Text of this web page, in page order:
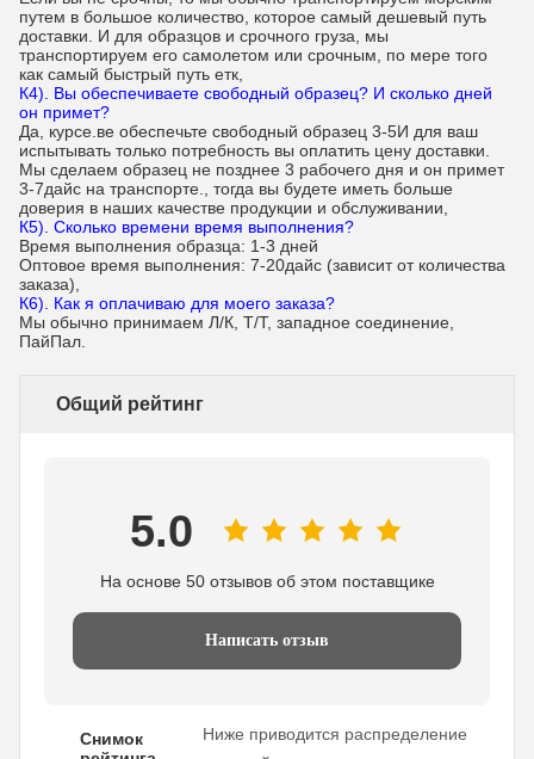
путем в большое количество, которое самый дешевый путь
доставки. И для образцов и срочного груза, мы
транспортируем его самолетом или срочным, по мере того
как самый быстрый путь етк,
К4). Вы обеспечиваете свободный образец? И сколько дней
он примет?
Да, курсе.ве обеспечьте свободный образец 3-5И для ваш
испытывать только потребность вы оплатить цену доставки.
Мы сделаем образец не позднее 3 рабочего дня и он примет
3-7дайс на транспорте., тогда вы будете иметь больше
доверия в наших качестве продукции и обслуживании,
К5). Сколько времени время выполнения?
Время выполнения образца: 1-3 дней
Оптовое время выполнения: 7-20дайс (зависит от количества
заказа),
К6). Как я оплачиваю для моего заказа?
Мы обычно принимаем Л/К, Т/Т, западное соединение,
ПайПал.
Общий рейтинг
5.0
На основе 50 отзывов об этом поставщике
Написать отзыв
Снимок
Ниже приводится распределение